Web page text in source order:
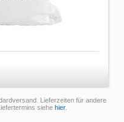
Lieferzeiten für andere
siehe hier.